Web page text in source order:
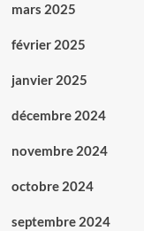
mars 2025
février 2025
janvier 2025
décembre 2024
novembre 2024
octobre 2024
septembre 2024